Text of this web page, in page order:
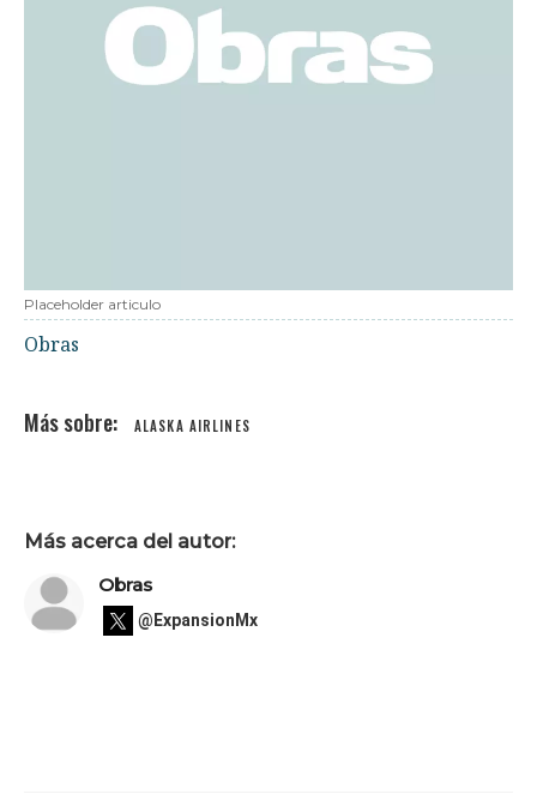
Placeholder articulo
Obras
ALASKA AIRLINES
Más acerca del autor:
Obras
@ExpansionMx